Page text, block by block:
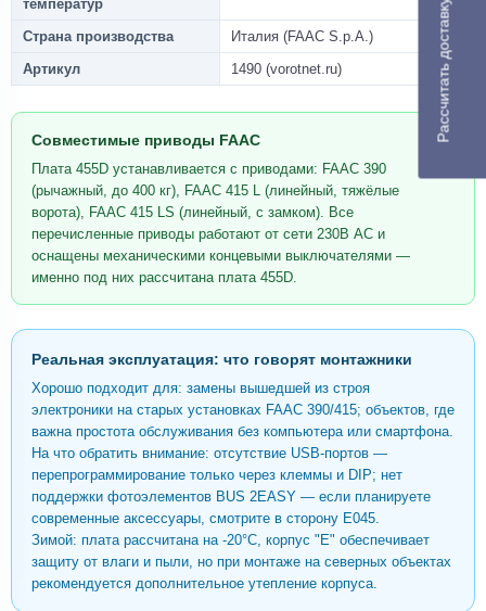
температур
Страна производства
Италия (FAAC S.p.A.)
Артикул
1490 (vorotnet.ru)
Совместимые приводы FAAC
Плата 455D устанавливается с приводами: FAAC 390
(рычажный, до 400 кг), FAAC 415 L (линейный, тяжёлые
ворота), FAAC 415 LS (линейный, с замком). Все
перечисленные приводы работают от сети 230В AC и
оснащены механическими концевыми выключателями —
именно под них рассчитана плата 455D.
Реальная эксплуатация: что говорят монтажники
Хорошо подходит для: замены вышедшей из строя
электроники на старых установках FAAC 390/415; объектов, где
важна простота обслуживания без компьютера или смартфона.
На что обратить внимание: отсутствие USB-портов —
перепрограммирование только через клеммы и DIP; нет
поддержки фотоэлементов BUS 2EASY — если планируете
современные аксессуары, смотрите в сторону E045.
Зимой: плата рассчитана на -20°C, корпус "Е" обеспечивает
защиту от влаги и пыли, но при монтаже на северных объектах
рекомендуется дополнительное утепление корпуса.
Рассчитать доставку